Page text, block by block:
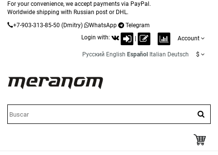
For your convenience, we accept payments via PayPal.
Worldwide shipping with Russian post or DHL.
+7-903-313-85-50 (Dmitry) WhatsApp
Telegram
Login with:
Account
Русский English Español Italian Deutsch $